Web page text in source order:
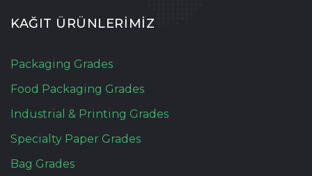
KAĞIT ÜRÜNLERİMİZ
Packaging Grades
Food Packaging Grades
Industrial & Printing Grades
Specialty Paper Grades
Bag Grades